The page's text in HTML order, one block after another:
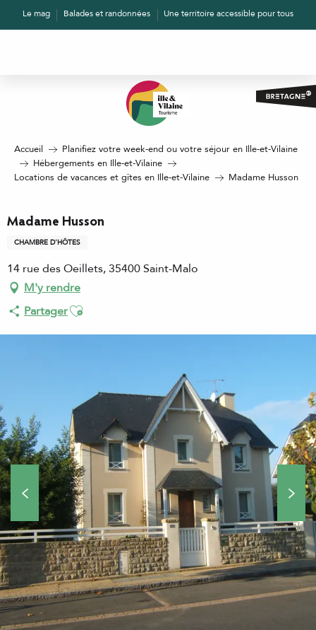
AllerLe mag Balades et randonnées Une territoire accessible pour tous
Accueil
Planifiez votre week-end ou votre séjour en Ille-et-Vilaine
Hébergements en Ille-et-Vilaine
Locations de vacances et gîtes en Ille-et-Vilaine
Madame Husson
Madame Husson
CHAMBRE D'HÔTES
14 rue des Oeillets, 35400 Saint-Malo
M'y rendre
PartagerAjouter aux favoris